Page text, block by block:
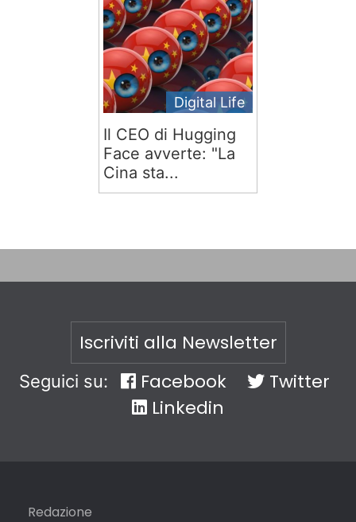
Digital Life
Il CEO di Hugging
Face avverte: "La
Cina sta...
Iscriviti alla Newsletter
Seguici su: Facebook
Twitter
Linkedin
Redazione